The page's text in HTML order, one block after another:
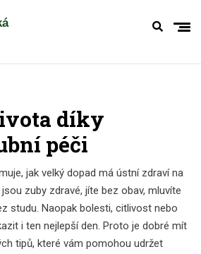
díky
péči
jak velký dopad má ústní zdraví na
zuby zdravé, jíte bez obav, mluvíte
studu. Naopak bolesti, citlivost nebo
i ten nejlepší den. Proto je dobré mít
tipů, které vám pomohou udržet